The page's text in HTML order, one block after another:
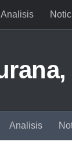
Analisis
Analisis